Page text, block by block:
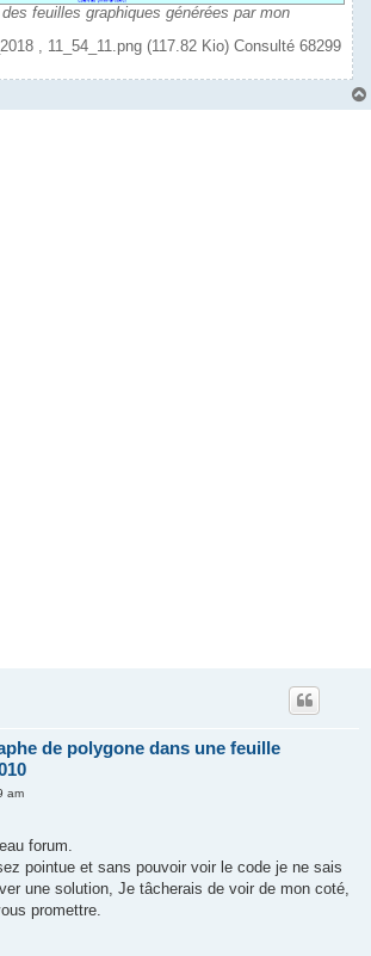
feuilles graphiques générées par mon
, 11_54_11.png (117.82 Kio) Consulté 68299
de polygone dans une feuille
am
forum.
pointue et sans pouvoir voir le code je ne sais
une solution, Je tâcherais de voir de mon coté,
promettre.